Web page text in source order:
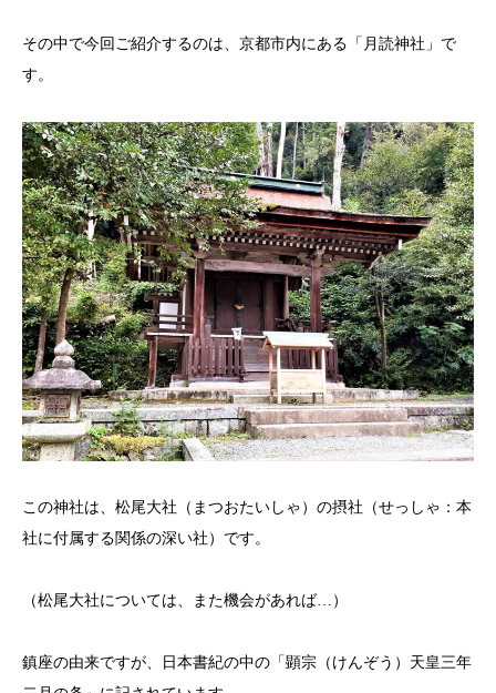
その中で今回ご紹介するのは、京都市内にある「月読神社」で
す。
この神社は、松尾大社（まつおたいしゃ）の摂社（せっしゃ：本
社に付属する関係の深い社）です。
（松尾大社については、また機会があれば…）
鎮座の由来ですが、日本書紀の中の「顕宗（けんぞう）天皇三年